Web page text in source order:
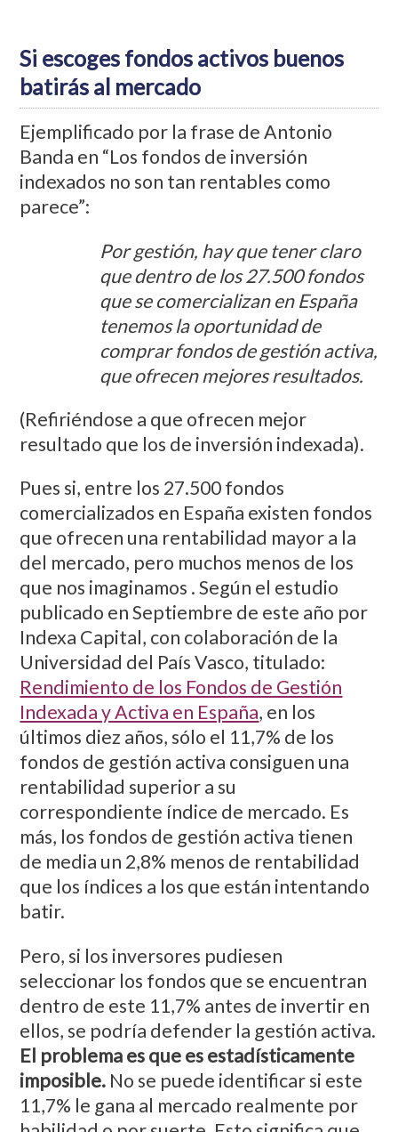
Si escoges fondos activos buenos
batirás al mercado
Ejemplificado por la frase de Antonio
Banda en “Los fondos de inversión
indexados no son tan rentables como
parece”:
Por gestión, hay que tener claro
que dentro de los 27.500 fondos
que se comercializan en España
tenemos la oportunidad de
comprar fondos de gestión activa,
que ofrecen mejores resultados.
(Refiriéndose a que ofrecen mejor
resultado que los de inversión indexada).
Pues si, entre los 27.500 fondos
comercializados en España existen fondos
que ofrecen una rentabilidad mayor a la
del mercado, pero muchos menos de los
que nos imaginamos . Según el estudio
publicado en Septiembre de este año por
Indexa Capital, con colaboración de la
Universidad del País Vasco, titulado:
Rendimiento de los Fondos de Gestión
Indexada y Activa en España, en los
últimos diez años, sólo el 11,7% de los
fondos de gestión activa consiguen una
rentabilidad superior a su
correspondiente índice de mercado. Es
más, los fondos de gestión activa tienen
de media un 2,8% menos de rentabilidad
que los índices a los que están intentando
batir.
Pero, si los inversores pudiesen
seleccionar los fondos que se encuentran
dentro de este 11,7% antes de invertir en
ellos, se podría defender la gestión activa.
El problema es que es estadísticamente
imposible. No se puede identificar si este
11,7% le gana al mercado realmente por